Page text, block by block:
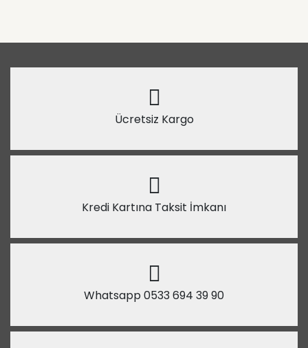
Ücretsiz Kargo
Kredi Kartına Taksit İmkanı
Whatsapp 0533 694 39 90